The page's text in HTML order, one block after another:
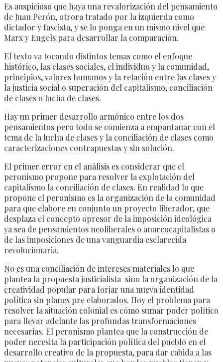
Es auspicioso que haya una revalorización del pensamiento
de Juan Perón, otrora tratado por la izquierda como
dictador y fascista, y se lo ponga en un mismo nivel que
Marx y Engels para desarrollar la comparación.
El texto va tocando distintos temas como el enfoque
histórico, las clases sociales, el individuo y la comunidad,
principios, valores humanos y la relación entre las clases y
la justicia social o superación del capitalismo, conciliación
de clases o lucha de clases.
Hay un primer desarrollo armónico entre los dos
pensamientos pero todo se comienza a empantanar con el
tema de la lucha de clases y la conciliación de clases como
caracterizaciones contrapuestas y sin solución.
El primer error en el análisis es considerar que el
peronismo propone para resolver la explotación del
capitalismo la conciliación de clases. En realidad lo que
propone el peronismo es la organización de la comunidad
para que elabore en conjunto un proyecto liberador, que
desplaza el concepto opresor de la imposición ideológica
ya sea de pensamientos neoliberales o anarcocapitalistas o
de las imposiciones de una vanguardia esclarecida
revolucionaria.
No es una conciliación de intereses materiales lo que
plantea la propuesta justicialista sino la organización de la
creatividad popular para forjar una nueva identidad
política sin planes pre elaborados. Hoy el problema para
resolver la situación colonial es cómo sumar poder político
para llevar adelante las profundas transformaciones
necesarias. El peronismo plantea que la construcción de
poder necesita la participación política del pueblo en el
desarrollo creativo de la propuesta, para dar cabida a las